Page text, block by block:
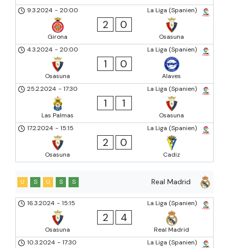
La Liga (Spanien)
9.3.2024 - 20:00
Girona
2 0
Osasuna
La Liga (Spanien)
4.3.2024 - 20:00
Osasuna
1 0
Alaves
La Liga (Spanien)
25.2.2024 - 17:30
Las Palmas
1 1
Osasuna
La Liga (Spanien)
17.2.2024 - 15:15
Osasuna
2 0
Cadiz
Real Madrid
U S U S S
La Liga (Spanien)
16.3.2024 - 15:15
Osasuna
2 4
Real Madrid
La Liga (Spanien)
10.3.2024 - 17:30